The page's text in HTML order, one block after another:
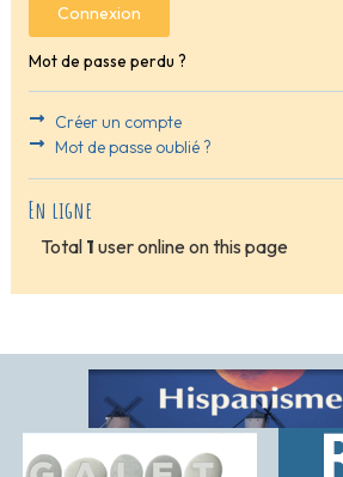
Connexion
Mot de passe perdu ?
Créer un compte
Mot de passe oublié ?
En ligne
Total 1 user online on this page